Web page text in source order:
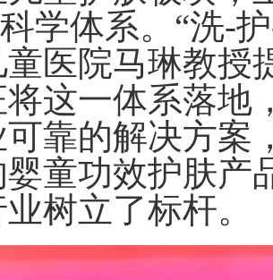
学体系。“洗-
童医院马琳教授
这一体系落地
可靠的解决方案
婴童功效护肤产
树立了标杆。